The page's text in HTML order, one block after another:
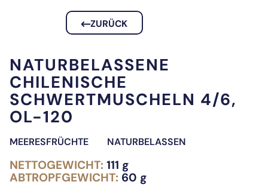
ZURÜCK
NATURBELASSENE
CHILENISCHE
SCHWERTMUSCHELN 4/6,
OL-120
MEERESFRÜCHTE NATURBELASSEN
NETTOGEWICHT: 111 g
ABTROPFGEWICHT: 60 g